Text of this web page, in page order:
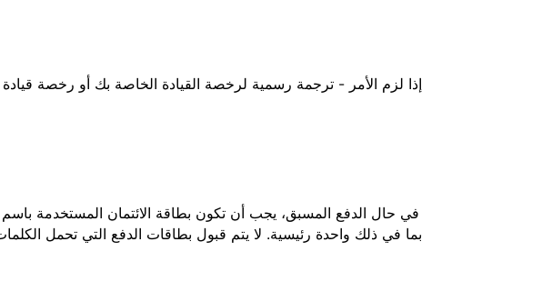
إذا لزم الأمر - ترجمة رسمية لرخصة القيادة الخاصة بك أو رخصة
في حال الدفع المسبق، يجب أن تكون بطاقة الائتمان المستخدمة باسم
بما في ذلك واحدة رئيسية. لا يتم قبول بطاقات الدفع التي تحمل